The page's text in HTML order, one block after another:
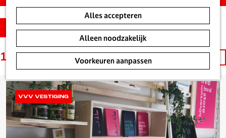
Alles accepteren
Alleen noodzakelijk
Voorkeuren aanpassen
e
o
m
e
p
a
g
e
i
a
z
k
e
Filter S
r
e
e
r
o
p
1 t/m 24 van 300 resultaten
o
r
t
e
VVV VESTIGING